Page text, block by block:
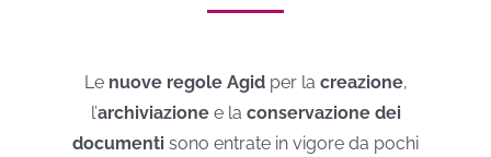
Le nuove regole Agidper la creazione,
l’archiviazione e la conservazione dei
documenti sono entrate in vigore da pochi